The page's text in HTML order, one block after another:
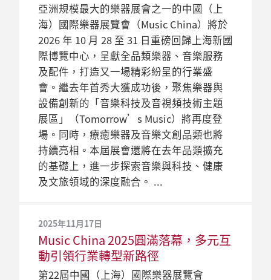
亞洲規模最大的樂器展會之一的中國（上
海）國際樂器展覽會（Music China）將於
2026 年 10 月 28 至 31 日重磅回歸上海新國
際博覽中心，呈獻全品類樂器、音樂服務
及配件，打造又一場精彩紛呈的行業盛
會。繼去年首秀大獲成功後，聚焦樂器與
設備創新的「音樂科技及音視頻技術主題
展區」（Tomorrow’s Music）將再度登
場。同時，療癒樂器及音樂文創品類也將
持續亮相。本屆展會還將在去年品類擴充
的基礎上，進一步探索音樂與科技、健康
及文旅領域的深度融合。
2025年11月17日
Music China 2025圓滿落幕，多元互
動引領行業轉型新路徑
第22屆中國（上海）國際樂器展覽會